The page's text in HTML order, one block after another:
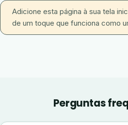
Adicione esta página à sua tela
de um toque que funciona como
Perguntas